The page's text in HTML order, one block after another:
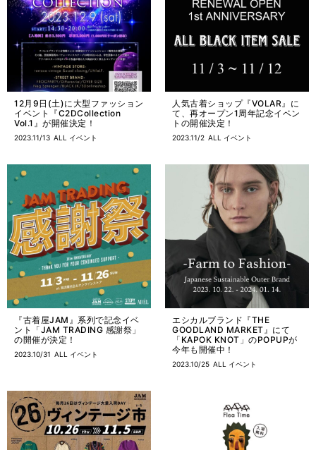
12月9日(土)に大型ファッション
イベント『C2DCollection
Vol.1』が開催決定！
2023.11/13 ALL イベント
人気古着ショップ『VOLAR』に
て、再オープン1周年記念イベン
トの開催決定！
2023.11/2 ALL イベント
『古着屋JAM』系列で記念イベ
ント「JAM TRADING 感謝祭」
の開催が決定！
2023.10/31 ALL イベント
エシカルブランド『THE
GOODLAND MARKET』にて
「KAPOK KNOT」のPOPUPが
今年も開催中！
2023.10/25 ALL イベント